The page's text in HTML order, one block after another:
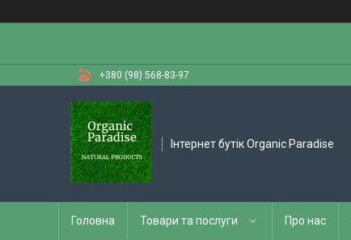
+380 (98) 568-83-97
Інтернет бутік Organic Paradise
Головна Товари та послуги Про нас